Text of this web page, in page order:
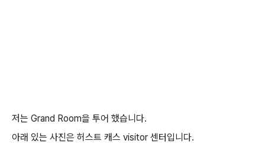
저는 Grand Room을 투어 했습니다.
아래 있는 사진은 허스트 캐스 visitor 센터입니다.